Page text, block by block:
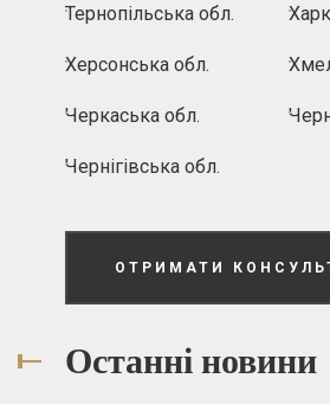
Тернопільська обл.
Херсонська обл.
Черкаська обл.
Чернігівська обл.
ОТРИМАТИ
Останні новини